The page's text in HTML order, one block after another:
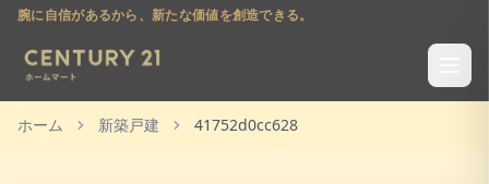
腕に自信があるから、新たな価値を創造できる。
ホーム 新築戸建 41752d0cc628